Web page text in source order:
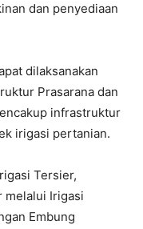
dan penyediaan
dilaksanakan
Prasarana dan
infrastruktur
irigasi pertanian.
Tersier,
melalui Irigasi
Embung